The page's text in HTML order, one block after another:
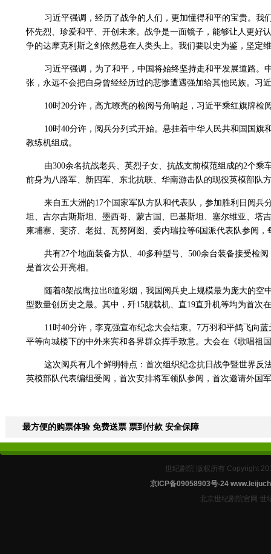
习近平强调，经历了战争的人们，更加懂得和平的宝贵。我
怀先烈、珍爱和平、开创未来。战争是一面镜子，能够让人更好
争的达摩克利斯之剑依然悬在人类头上。我们要以史为鉴，坚定
习近平强调，为了和平，中国将始终坚持走和平发展道路
张，永远不会把自身曾经经历过的悲惨遭遇强加给其他民族。习
10时20分许，高亢嘹亮的检阅号角响起，习近平乘红旗牌检
10时40分许，阅兵分列式开始。悬挂着中华人民共和国国
教练机组成。
由300余名抗战老兵、英烈子女、抗战支前模范组成的2个
前身为八路军、新四军、东北抗联、华南游击队的现役英模部队
来自五大洲的17个国家军队方队和代表队，参加胜利日阅
坦、吉尔吉斯斯坦、墨西哥、蒙古国、巴基斯坦、塞尔维亚、塔
柬埔寨、斐济、老挝、瓦努阿图、委内瑞拉等6国派代表队参
共有27个地面装备方队、40多种型号、500余台装备接受检
是首次公开亮相。
随着8架战鹰拉出8道彩烟，我国阅兵史上规模最为庞大的
型数量创历史之最。其中，歼15舰载机、直19直升机等均为首次
11时40分许，李克强宣布纪念大会结束。7万羽和平鸽飞向
平等向城楼下的中外来宾和各界群众挥手致意。大会在《歌唱祖
这次阅兵有几个鲜明特点：首次组织纪念抗日战争暨世界
英模部队代表编组受阅，首次安排将军领队参阅，首次邀请外国
最方便的购票体验 免费送票 票到付款 安全保障
世纪剧院 版权所有 Copyright
京ICP备09058903号-24
北京世纪剧院官网 世